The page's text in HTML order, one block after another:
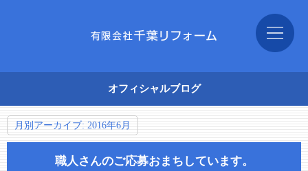
オフィシャルブログ
月別アーカイブ: 2016年6月
職人さんのご応募おまちしています。